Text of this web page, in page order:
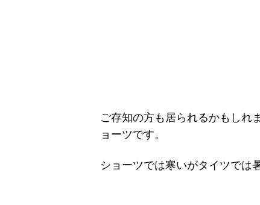
ご存知の方も居られるかもしれ
ョーツです。
ショーツでは寒いがタイツでは